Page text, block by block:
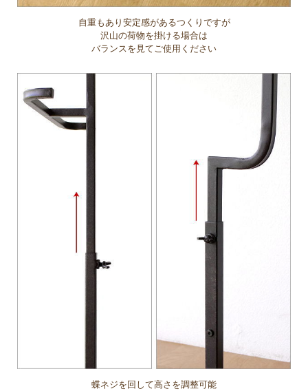
自重もあり安定感があるつくりですが
沢山の荷物を掛ける場合は
バランスを見てご使用ください
蝶ネジを回して高さを調整可能